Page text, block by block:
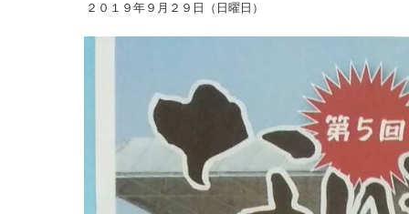
２０１９年９月２９日（日曜日）